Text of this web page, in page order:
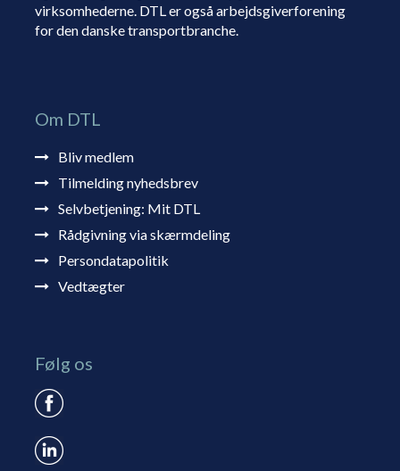
virksomhederne. DTL er også arbejdsgiverforening
for den danske transportbranche.
Om DTL
Bliv medlem
Tilmelding nyhedsbrev
Selvbetjening: Mit DTL
Rådgivning via skærmdeling
Persondatapolitik
Vedtægter
Følg os